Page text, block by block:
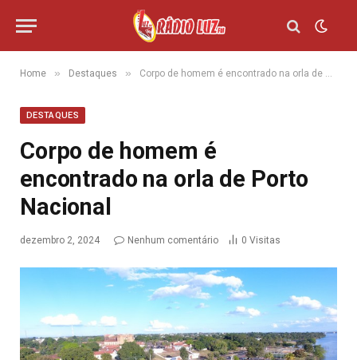
Home » Destaques » Corpo de homem é encontrado na orla de Porto Nacional
DESTAQUES
Corpo de homem é
encontrado na orla de Porto
Nacional
dezembro 2, 2024 Nenhum comentário 0 Visitas